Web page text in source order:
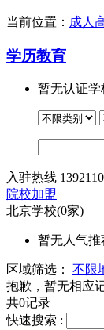
当前位置： 成人
学历教育
暂无认证学
入驻热线
院校加盟
北京学校(0家)
暂无人气推
区域筛选： 不限
抱歉，暂无相应
共0记录
快速搜索 :